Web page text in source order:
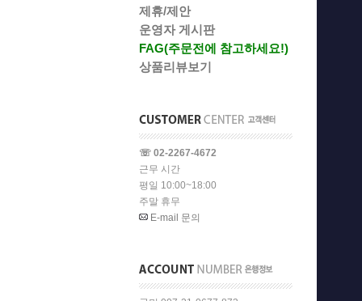
제휴/제안
운영자 게시판
FAG(주문전에 참고하세요!)
상품리뷰보기
☏ 02-2267-4672
근무 시간
평일 10:00~18:00
주말 휴무
E-mail 문의